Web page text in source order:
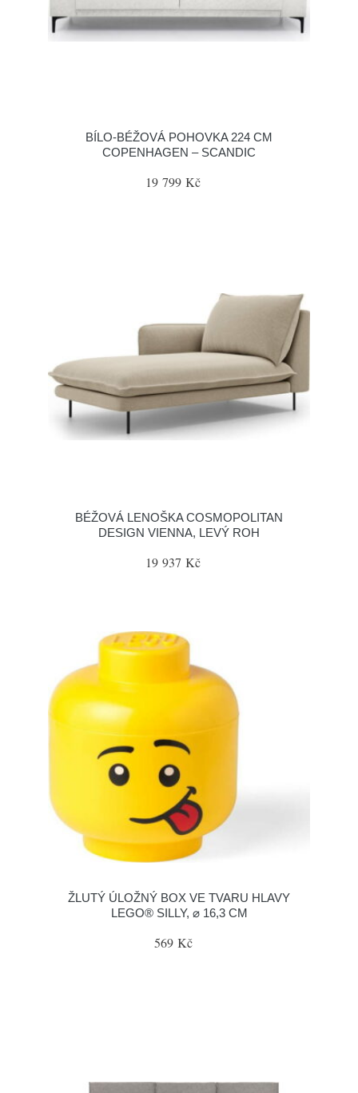
BÍLO-BÉŽOVÁ POHOVKA 224 CM
COPENHAGEN – SCANDIC
19 799 Kč
BÉŽOVÁ LENOŠKA COSMOPOLITAN
DESIGN VIENNA, LEVÝ ROH
19 937 Kč
ŽLUTÝ ÚLOŽNÝ BOX VE TVARU HLAVY
LEGO® SILLY, ⌀ 16,3 CM
569 Kč